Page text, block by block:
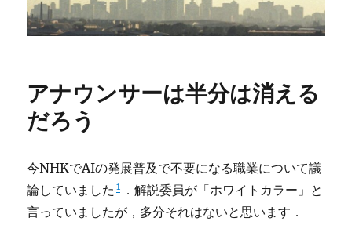
アナウンサーは半分は消える
だろう
今NHKでAIの発展普及で不要になる職業について議
論していました 1 ．解説委員が「ホワイトカラー」と
言っていましたが，多分それはないと思います．